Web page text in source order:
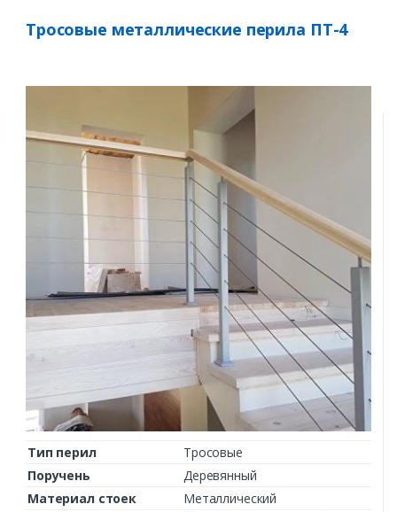
Тросовые металлические перила ПТ-4
Тип перил
Тросовые
Поручень
Деревянный
Материал стоек
Металлический